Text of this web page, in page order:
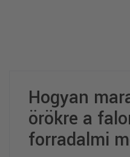
Hogyan
örökre a
forradalmi